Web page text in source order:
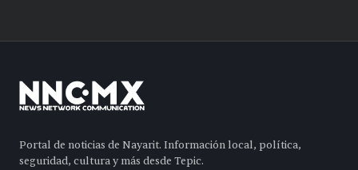
Portal de noticias de Nayarit. Información local, política,
seguridad, cultura y más desde Tepic.